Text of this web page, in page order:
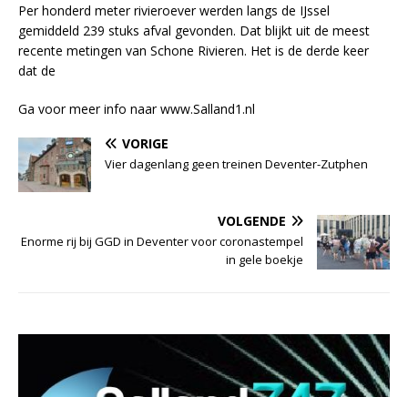
Per honderd meter rivieroever werden langs de IJssel
gemiddeld 239 stuks afval gevonden. Dat blijkt uit de meest
recente metingen van Schone Rivieren. Het is de derde keer
dat de
Ga voor meer info naar www.Salland1.nl
VORIGE
Vier dagenlang geen treinen Deventer-Zutphen
VOLGENDE
Enorme rij bij GGD in Deventer voor coronastempel
in gele boekje